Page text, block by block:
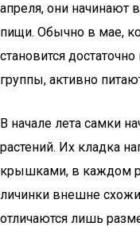
апреля, они начинают
пищи. Обычно в мае,
становится
группы, активно
В начале лета самки
растений. Их кладка
крышками, в каждом
личинки внешне
отличаются лишь